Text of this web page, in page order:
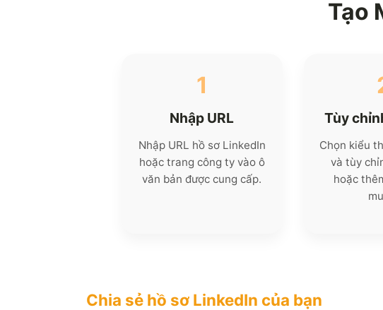
Tạo
1
Nhập URL
Nhập URL hồ sơ LinkedIn
hoặc trang công ty vào ô
văn bản được cung cấp.
Tùy
Chọn kiểu
và tùy
hoặc
Chia sẻ hồ sơ LinkedIn của bạn